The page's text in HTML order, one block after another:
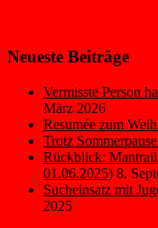
Neueste Beiträge
Vermisste Person
März 2026
Resumée zum
Trotz
Rückblick:
01.06.2025) 8.
Sucheinsatz mit
2025